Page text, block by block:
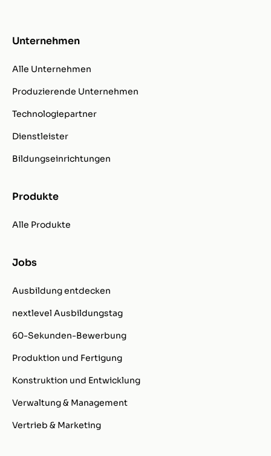
Unternehmen
Alle Unternehmen
Produzierende Unternehmen
Technologiepartner
Dienstleister
Bildungseinrichtungen
Produkte
Alle Produkte
Jobs
Ausbildung entdecken
nextlevel Ausbildungstag
60-Sekunden-Bewerbung
Produktion und Fertigung
Konstruktion und Entwicklung
Verwaltung & Management
Vertrieb & Marketing